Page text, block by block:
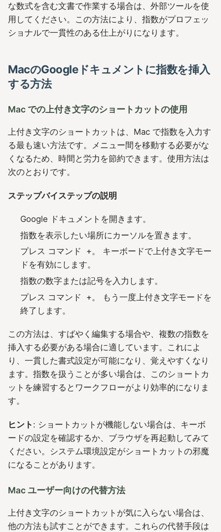
な数式を含む文書で作業する場合は、外部ツールを使
用してください。この方法により、指数がプロフェッ
ショナルで一貫性のある仕上がりになります。
MacのGoogleドキュメントに指数を挿入
する方法
Mac での上付き文字のショートカットの使用
上付き文字のショートカットは、Mac で指数を入力す
る最も速い方法です。メニュー間を移動する必要がな
くなるため、時間と労力を節約できます。使用方法は
次のとおりです。
ステップバイステップの説明
Google ドキュメントを開きます。
指数を表示したい場所にカーソルを置きます。
プレス コマンド +。
キーボードで上付き文字モー
ドを有効にします。
指数の数字または記号を入力します。
プレス コマンド +。
もう一度上付き文字モードを
終了します。
この方法は、すばやく編集する場合や、複数の指数を
挿入する必要がある場合に適しています。これによ
り、一貫した書式設定が可能になり、覚えやすくなり
ます。指数を扱うことが多い場合は、このショートカ
ットを練習するとワークフローがより効率的になりま
す。
ヒント : ショートカットが機能しない場合は、キーボ
ードの設定を確認するか、ブラウザを再起動してみて
ください。システム環境設定がショートカットの邪魔
になることがあります。
Mac ユーザー向けの代替方法
上付き文字のショートカットが気に入らない場合は、
他の方法も試すことができます。これらの代替手段は